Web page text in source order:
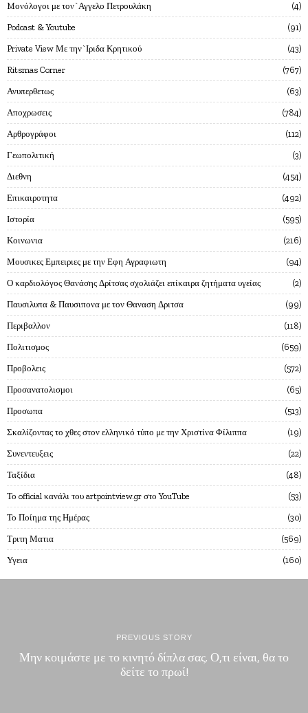
Mονόλογοι με τον`Αγγελο Πετρουλάκη 4
Podcast & Youtube 91
Private View Με την`Ιριδα Κρητικού 43
Ritsmas Corner 767
Ανυπερθετως 63
Αποχρωσεις 784
Αρθρογράφοι 112
Γεωπολιτική 3
Διεθνη 454
Επικαιροτητα 492
Ιστορία 595
Κοινωνια 216
Μουσικες Εμπειριες με την Εφη Αγραφιωτη 94
Ο καρδιολόγος Θανάσης Δρίτσας σχολιάζει επίκαιρα ζητήματα υγείας 2
Παυσιλυπα & Παυσιπονα με τον Θαναση Δριτσα 99
Περιβαλλον 118
Πολιτισμος 659
Προβολεις 572
Προσανατολισμοι 65
Προσωπα 513
Σκαλίζοντας το χθες στον ελληνικό τύπο με την Χριστίνα Φίλιππα 19
Συνεντευξεις 22
Ταξίδια 48
Το official κανάλι του artpointview.gr στο YouTube 53
Το Ποίημα της Ημέρας 30
Τριτη Ματια 569
Υγεια 160
PREVIOUS STORY
Μην κοιμάστε με το κινητό δίπλα σας. Ο,τι είναι, θα το
δείτε το πρωί!